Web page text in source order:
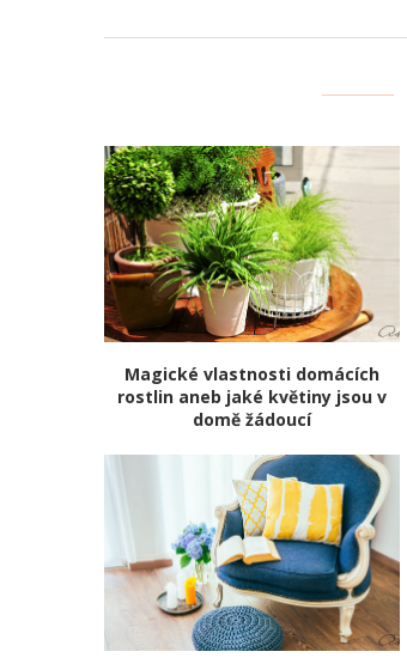
Magické vlastnosti domácích
rostlin aneb jaké květiny jsou v
domě žádoucí